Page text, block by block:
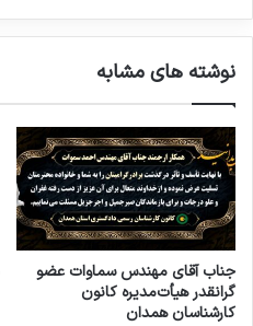
نوشته های مشابه
جناب آقای مهندس سماوات عضو
گرانقدر هیأت‌مدیره کانون
کارشناسان همدان